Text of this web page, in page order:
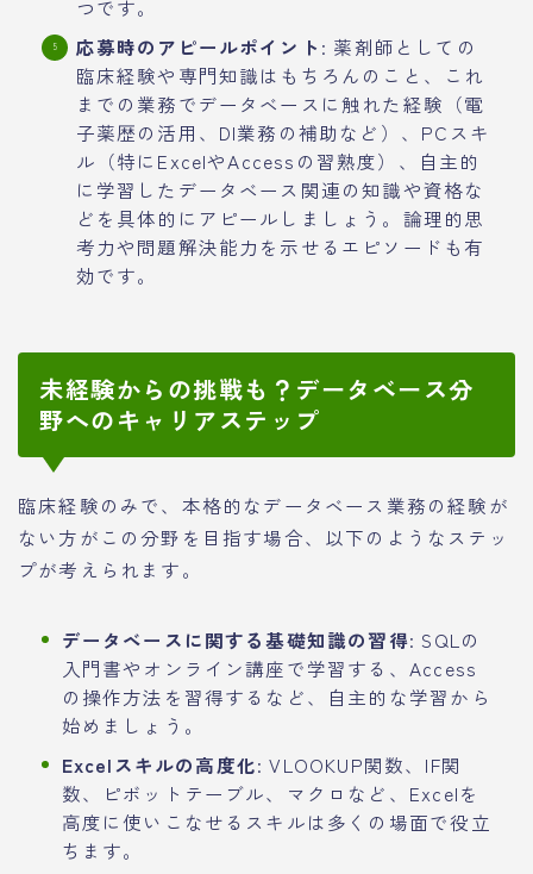
つです。
応募時のアピールポイント : 薬剤師としての
臨床経験や専門知識はもちろんのこと、これ
までの業務でデータベースに触れた経験（電
子薬歴の活用、DI業務の補助など）、PCスキ
ル（特にExcelやAccessの習熟度）、自主的
に学習したデータベース関連の知識や資格な
どを具体的にアピールしましょう。論理的思
考力や問題解決能力を示せるエピソードも有
効です。
未経験からの挑戦も？データベース分
野へのキャリアステップ
臨床経験のみで、本格的なデータベース業務の経験が
ない方がこの分野を目指す場合、以下のようなステッ
プが考えられます。
データベースに関する基礎知識の習得: SQLの
入門書やオンライン講座で学習する、Access
の操作方法を習得するなど、自主的な学習から
始めましょう。
Excelスキルの高度化: VLOOKUP関数、IF関
数、ピボットテーブル、マクロなど、Excelを
高度に使いこなせるスキルは多くの場面で役立
ちます。